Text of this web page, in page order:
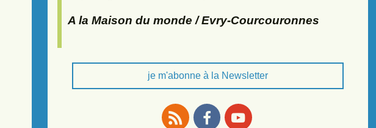
A la Maison du monde / Evry-Courcouronnes
je m'abonne à la Newsletter